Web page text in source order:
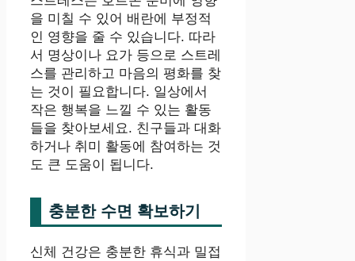
을 미칠 수 있어 배란에 부정적
인 영향을 줄 수 있습니다. 따라
서 명상이나 요가 등으로 스트레
스를 관리하고 마음의 평화를 찾
는 것이 필요합니다. 일상에서
작은 행복을 느낄 수 있는 활동
들을 찾아보세요. 친구들과 대화
하거나 취미 활동에 참여하는 것
도 큰 도움이 됩니다.
충분한 수면 확보하기
신체 건강은 충분한 휴식과 밀접